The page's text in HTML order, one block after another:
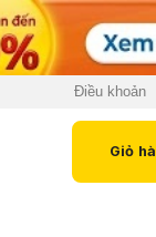
Điều khoản
Giỏ